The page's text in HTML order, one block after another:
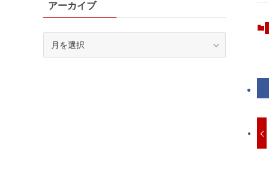
アーカイブ